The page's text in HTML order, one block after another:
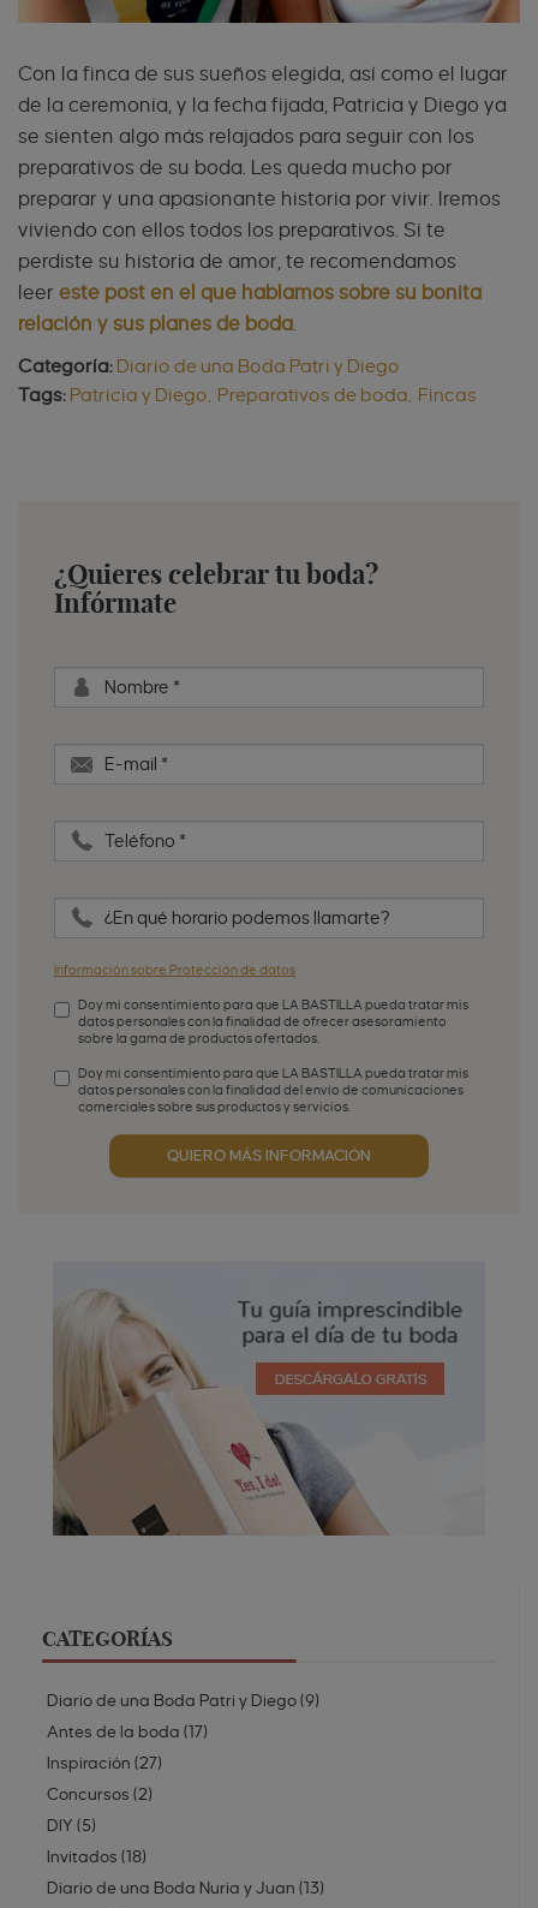
Con la finca de sus sueños elegida, así como el lugar
de la ceremonia, y la fecha fijada, Patricia y Diego ya
se sienten algo más relajados para seguir con los
preparativos de su boda. Les queda mucho por
preparar y una apasionante historia por vivir. Iremos
viviendo con ellos todos los preparativos. Si te
perdiste su historia de amor, te recomendamos
leer este post en el que hablamos sobre su bonita
relación y sus planes de boda.
Categoría: Diario de una Boda Patri y Diego
Tags: Patricia y Diego Preparativos de boda Fincas
¿Quieres celebrar tu boda?
Infórmate
Nombre *
E-mail *
Teléfono *
¿En qué horario podemos llamarte?
Información sobre Protección de datos
Doy mi consentimiento para que LA BASTILLA pueda tratar mis
datos personales con la finalidad de ofrecer asesoramiento
sobre la gama de productos ofertados.
Aceptación de condiciones*
Doy mi consentimiento para que LA BASTILLA pueda tratar mis
datos personales con la finalidad del envío de comunicaciones
comerciales sobre sus productos y servicios.
Aceptación publicidad
QUIERO MÁS INFORMACIÓN
CATEGORÍAS
Diario de una Boda Patri y Diego(9)
Antes de la boda (17)
Inspiración (27)
Concursos (2)
DIY (5)
Invitados (18)
Diario de una Boda Nuria y Juan (13)